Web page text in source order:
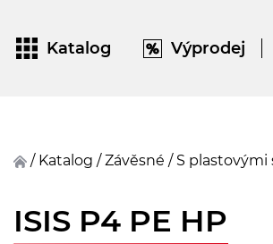
Katalog Výprodej
/ Katalog / závěsné / S
ISIS P4 PE HP